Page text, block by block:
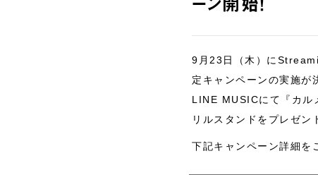
9月23日（木）に
定キャンペーンの実施が
LINE MUSICにて『カル
リルスタンドをプレゼン
下記キャンペーン詳細を